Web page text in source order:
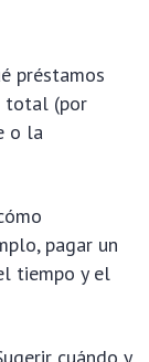
préstamos
total (por
o la
pagar un
tiempo y el